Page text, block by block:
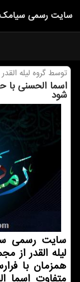
سایت رسمی سیامك
توسط گروه لیله القدر
اسما الحسنی با
شود
سایت رسمی
لیله القدر از
همزمان با
متفاوت اسما